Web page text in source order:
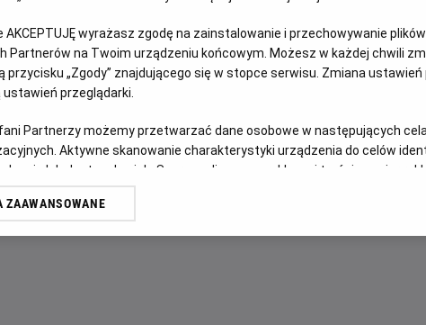
OPIS FILMU
Komedia opowie o Jamie, która opłakuje kolejne
W poszukiwaniu nowego początku, dwójka wyruszy w
szybko się skomplikują, kiedy ich drogi skrzyżują się z
AKCEPTUJĘ wyrażasz zgodę na zainstalowanie i przechowywanie
Partnerów na Twoim urządzeniu końcowym. Możesz w każdej chwili
przycisku „Zgody” znajdującego się w stopce serwisu. Zmiana
przeglądarki.
Partnerzy możemy przetwarzać dane osobowe w następujących
Aktywne skanowanie charakterystyki urządzenia do celów
lub dostęp do nich. Spersonalizowane reklamy i treści, pomiar
usług.
ZAAWANSOWANE